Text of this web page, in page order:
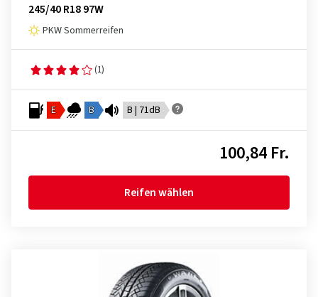
245/40 R18 97W
PKW Sommerreifen
(1)
E B B | 71dB
100,84 Fr.
Reifen wählen